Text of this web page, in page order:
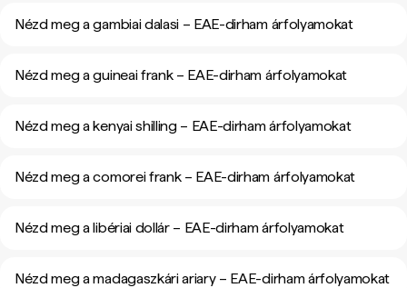
Nézd meg a gambiai dalasi – EAE-dirham árfolyamokat
Nézd meg a guineai frank – EAE-dirham árfolyamokat
Nézd meg a kenyai shilling – EAE-dirham árfolyamokat
Nézd meg a comorei frank – EAE-dirham árfolyamokat
Nézd meg a libériai dollár – EAE-dirham árfolyamokat
Nézd meg a madagaszkári ariary – EAE-dirham árfolyamokat